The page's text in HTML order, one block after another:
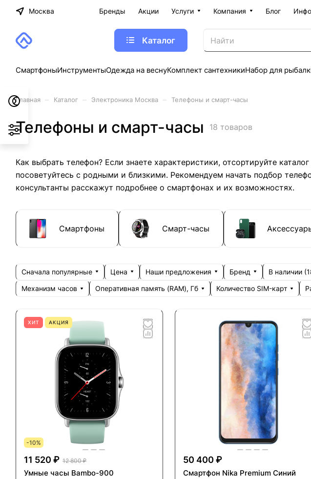
Москва Бренды Акции Услуги Компания Блог
Каталог
СмартфоныИнструментыОдежда на веснуКомплект сантехникиНабор для
Главная Каталог Электроника Москва Телефоны и смарт-часы
Телефоны и смарт-часы 18 товаров
Как выбрать телефон? Если знаете характеристики, отсортируйте
посоветуйтесь с родными и близкими. Рекомендуем начать подбор
консультанты расскажут подробнее о смартфонах и их возможностях.
Смартфоны Смарт-часы
Сначала популярные Цена Наши предложения Бренд В наличии (
Механизм часов Оперативная память (RAM), Гб Количество SIM-карт
ХИТ АКЦИЯ
-10%
11 520 ₽ 12 800 ₽
Умные часы Bambo-900
50 400 ₽
Смартфон Nika Premium Синий